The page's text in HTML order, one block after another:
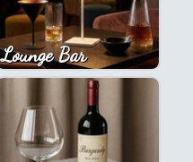
Lounge Bar